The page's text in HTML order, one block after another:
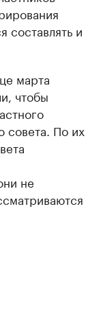
составлять и
марта
чтобы
совета. По их
не